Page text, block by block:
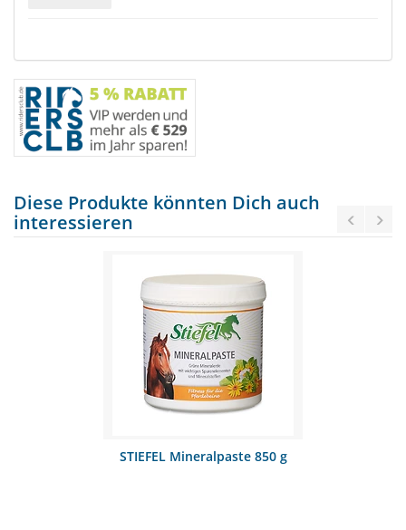
Diese Produkte könnten Dich auch
interessieren
STIEFEL Mineralpaste 850 g